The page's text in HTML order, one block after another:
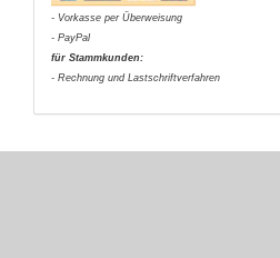
- Vorkasse per Überweisung
- PayPal
für Stammkunden:
- Rechnung und Lastschriftverfahren